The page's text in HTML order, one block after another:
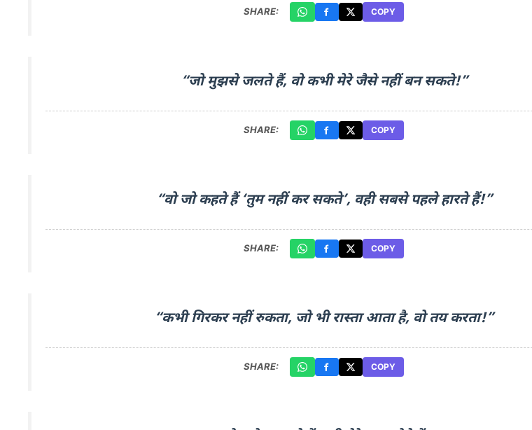
SHARE: COPY
“जो मुझसे जलते हैं, वो कभी मेरे जैसे नहीं बन सकते!”
SHARE: COPY
“वो जो कहते हैं ‘तुम नहीं कर सकते’, वही सबसे पहले हारते हैं!”
SHARE: COPY
“कभी गिरकर नहीं रुकता, जो भी रास्ता आता है, वो तय करता!”
SHARE: COPY